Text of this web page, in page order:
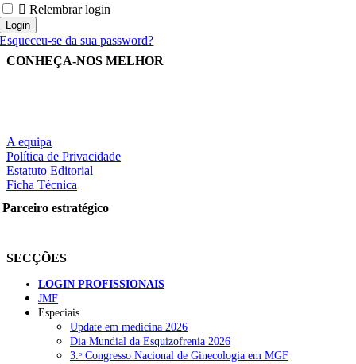
Relembrar login
Esqueceu-se da sua password?
CONHEÇA-NOS MELHOR
A equipa
Política de Privacidade
Estatuto Editorial
Ficha Técnica
Parceiro estratégico
SECÇÕES
LOGIN PROFISSIONAIS
JMF
Especiais
Update em medicina 2026
Dia Mundial da Esquizofrenia 2026
3.ᵒ Congresso Nacional de Ginecologia em MGF